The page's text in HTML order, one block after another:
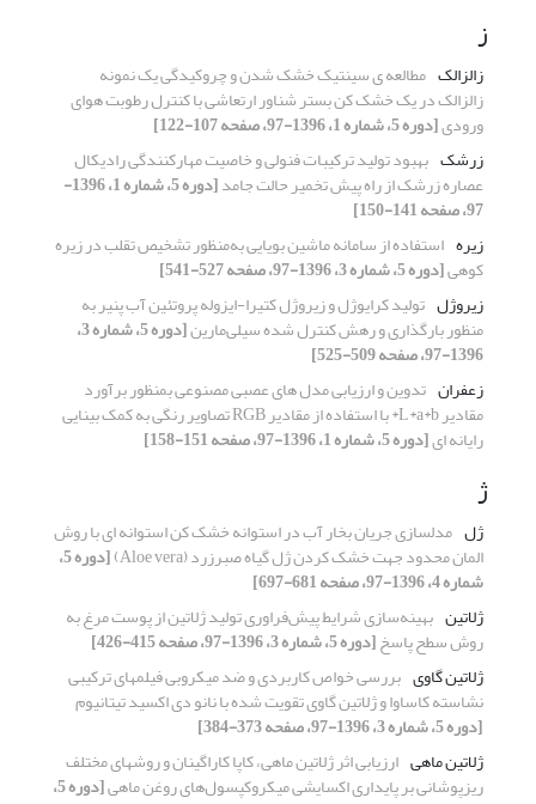
ز
زالزالک مطالعه ی سینتیک خشک شدن و چروکیدگی یک نمونه
زالزالک در یک خشک کن بستر شناور ارتعاشی با کنترل رطوبت هوای
ورودی[دوره 5، شماره 1، 1396-97، صفحه 107-122]
زرشک بهبود تولید ترکیبات فنولی و خاصیت مهارکنندگی رادیکال
عصاره‌ زرشک از راه پیش تخمیر حالت جامد [دوره 5، شماره 1، 1396-
97، صفحه 141-150]
زیره استفاده از سامانه ماشین بویایی به‌منظور تشخیص تقلب در زیره
کوهی[دوره 5، شماره 3، 1396-97، صفحه 527-541]
زیروژل تولید کرایوژل و زیروژل کتیرا-ایزوله پروتئین آب پنیر به
منظور بارگذاری و رهش کنترل شده سیلی‌مارین [دوره 5، شماره 3،
1396-97، صفحه 509-525]
زعفران تدوین و ارزیابی مدل های عصبی مصنوعی بمنظور برآورد
مقادیر L*a*b* با استفاده از مقادیر RGB تصاویر رنگی به کمک بینایی
رایانه ای[دوره 5، شماره 1، 1396-97، صفحه 151-158]
ژ
ژل مدلسازی جریان بخار آب در استوانه خشک کن استوانه ای با روش
المان محدود جهت خشک کردن ژل گیاه صبرزرد (Aloe vera) [دوره 5،
شماره 4، 1396-97، صفحه 681-697]
ژلاتین بهینه‌سازی شرایط پیش‌فراوری تولید ژلاتین از پوست مرغ به
روش سطح پاسخ[دوره 5، شماره 3، 1396-97، صفحه 415-426]
ژلاتین گاوی بررسی خواص کاربردی و ضد میکروبی فیلمهای ترکیبی
نشاسته کاساوا و ژلاتین گاوی تقویت شده با نانو دی اکسید تیتانیوم
[دوره 5، شماره 3، 1396-97، صفحه 373-384]
ژلاتین ماهی ارزیابی اثر ژلاتین ماهی، کاپا کاراگینان و روشهای مختلف
ریزپوشانی بر پایداری اکسایشی میکروکپسول‌های روغن ماهی [دوره 5،